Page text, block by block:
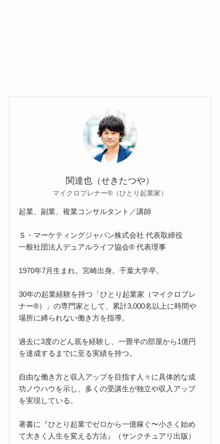
関達也（せきたつや）
マイクロプレナー®（ひとり起業家）
起業、副業、複業コンサルタント／講師
Ｓ・マーケティングジャパン株式会社 代表取締役
一般社団法人デュアルライフ協会® 代表理事
1970年7月生まれ。宮崎出身。千葉大学卒。
30年の起業経験を持つ「ひとり起業家（マイクロプレ
ナー®）」の専門家として、累計3,000名以上に時間や
場所に縛られない働き方を指導。
過去に3度のどん底を経験し、一畳半の部屋から1億円
を達成するまでに至る実績を持つ。
自由な働き方と収入アップを目指す人々に具体的な成
功ノウハウを示し、多くの受講生が独立や収入アップ
を実現している。
著書に『ひとり起業でゼロから一億稼ぐ〜小さく始め
て大きく人生を変える方法』（サンクチュアリ出版）